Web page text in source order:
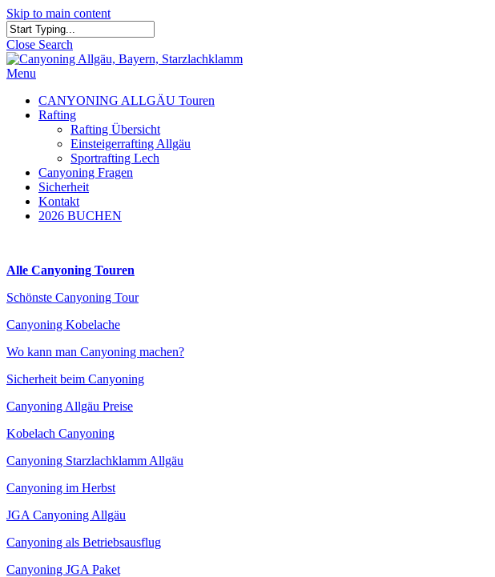
Skip to main content
Close Search
Menu
CANYONING ALLGÄU Touren
Rafting
Rafting Übersicht
Einsteigerrafting Allgäu
Sportrafting Lech
Canyoning Fragen
Sicherheit
Kontakt
2026 BUCHEN
Alle Canyoning Touren
Schönste Canyoning Tour
Canyoning Kobelache
Wo kann man Canyoning machen?
Sicherheit beim Canyoning
Canyoning Allgäu Preise
Kobelach Canyoning
Canyoning Starzlachklamm Allgäu
Canyoning im Herbst
JGA Canyoning Allgäu
Canyoning als Betriebsausflug
Canyoning JGA Paket